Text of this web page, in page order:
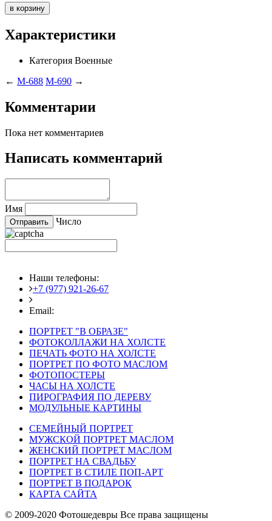
Характеристики
Категория Военные
← M-688 M-690 →
Комментарии
Пока нет комментариев
Написать комментарий
Имя
Число
Наши телефоны:
+7 (977) 921-26-67
Email:
ПОРТРЕТ "В ОБРАЗЕ"
ФОТОКОЛЛАЖИ НА ХОЛСТЕ
ПЕЧАТЬ ФОТО НА ХОЛСТЕ
ПОРТРЕТ ПО ФОТО МАСЛОМ
ФОТОПОСТЕРЫ
ЧАСЫ НА ХОЛСТЕ
ПИРОГРАФИЯ ПО ДЕРЕВУ
МОДУЛЬНЫЕ КАРТИНЫ
СЕМЕЙНЫЙ ПОРТРЕТ
МУЖСКОЙ ПОРТРЕТ МАСЛОМ
ЖЕНСКИЙ ПОРТРЕТ МАСЛОМ
ПОРТРЕТ НА СВАДЬБУ
ПОРТРЕТ В СТИЛЕ ПОП-АРТ
ПОРТРЕТ В ПОДАРОК
КАРТА САЙТА
© 2009-2020 Фотошедевры Все права защищены